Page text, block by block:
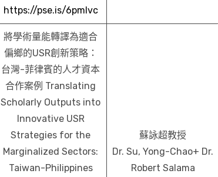
https://pse.is/6pmlvc
將學術量能轉譯為適合
偏鄉的USR創新策略：
台灣-菲律賓的人才資本
合作案例 Translating
Scholarly Outputs into
Innovative USR
Strategies for the
Marginalized Sectors:
Taiwan-Philippines
蘇詠超教授
Dr. Su, Yong-Chao+ Dr.
Robert Salama